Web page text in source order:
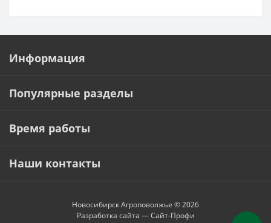
Информация
Популярные разделы
Время работы
Наши контакты
Новосибирск Агроповолжье © 2026
Разработка сайта —Сайт-Профи